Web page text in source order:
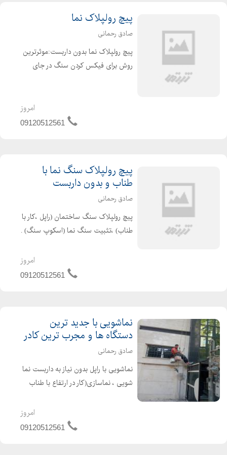
پیچ رولپلاک نما
صادق رحمانی
پیچ رولپلاک نما بدون داربست:موثرترین
روش برای فیکس کردن سنگ در جای
حال باعث جلوگیری از ریزش و افتادن
سنگ است.بهترین زمان پیچ ...
امروز
09120512561
پیچ رولپلاک سنگ نما با
طناب و بدون داربست
صادق رحمانی
پیچ رولپلاک سنگ ساختمان (راپل ،کار با
طناب) ،تثبیت سنگ نما (اسکوپ سنگ) .
مخصوص پشت پیچ (بتونه مخصوص
امروز
09120512561
نماشویی با جدید ترین
دستگاه ها و مجرب ترین کادر
صادق رحمانی
نماشویی با راپل بدون نیاز به داربست نما
شویی ، نماسازی(کار در ارتفاع با طناب
نمای ساختمان بدون داربست یکی از
روش های ارائه خدمات نماشویی و
امروز
09120512561